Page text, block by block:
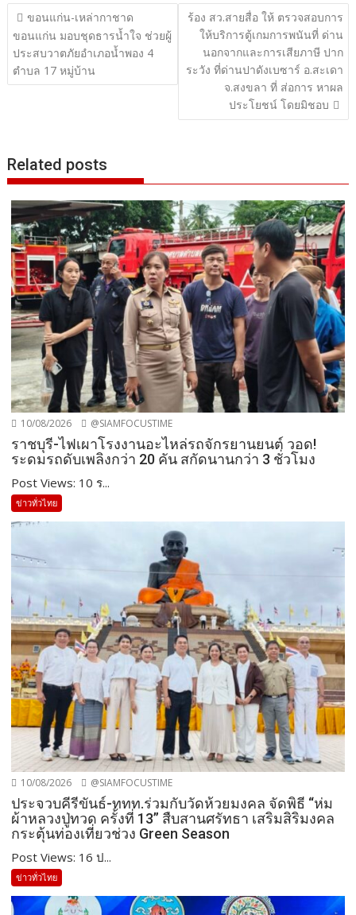
แนะแนว
เรื่อง
ขอนแก่น-เหล่ากาชาด
ขอนแก่น มอบชุดธารน้ำใจ ช่วยผู้
ประสบวาตภัยอำเภอน้ำพอง 4
ตำบล 17 หมู่บ้าน
ร้อง สว.สายสื่อ ให้ ตรวจสอบการ
ให้บริการตู้เกมการพนันที่ ด่าน
นอกจากและการเสียภาษี ปาก
ระวัง ที่ด่านปาดังเบซาร์ อ.สะเดา
จ.สงขลา ที่ ส่อการ หาผล
ประโยชน์ โดยมิชอบ
Related posts
10/08/2026 @SIAMFOCUSTIME
ราชบุรี-ไฟเผาโรงงานอะไหล่รถจักรยานยนต์ วอด!
ระดมรถดับเพลิงกว่า 20 คัน สกัดนานกว่า 3 ชั่วโมง
Post Views: 10 ร...
ข่าวทั่วไทย
10/08/2026 @SIAMFOCUSTIME
ประจวบคีรีขันธ์-ททท.ร่วมกับวัดห้วยมงคล จัดพิธี “ห่ม
ผ้าหลวงปู่ทวด ครั้งที่ 13” สืบสานศรัทธา เสริมสิริมงคล
กระตุ้นท่องเที่ยวช่วง Green Season
Post Views: 16 ป...
ข่าวทั่วไทย